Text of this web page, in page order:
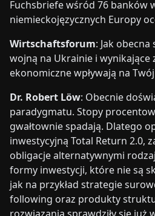
Fuchsbriefe wśród 76 banków
niemieckojęzycznych Europy
Wirtschaftsforum: Jak
wojną na Ukrainie i wynikające
ekonomiczne wpływają na
Dr. Robert Löw: Obecnie
paradygmatu. Stopy
gwałtownie spadają. Dlatego
inwestycyjną Total Return 2.0,
obligacje alternatywnymi
formy inwestycji, które nie są
jak na przykład strategie
following oraz produkty